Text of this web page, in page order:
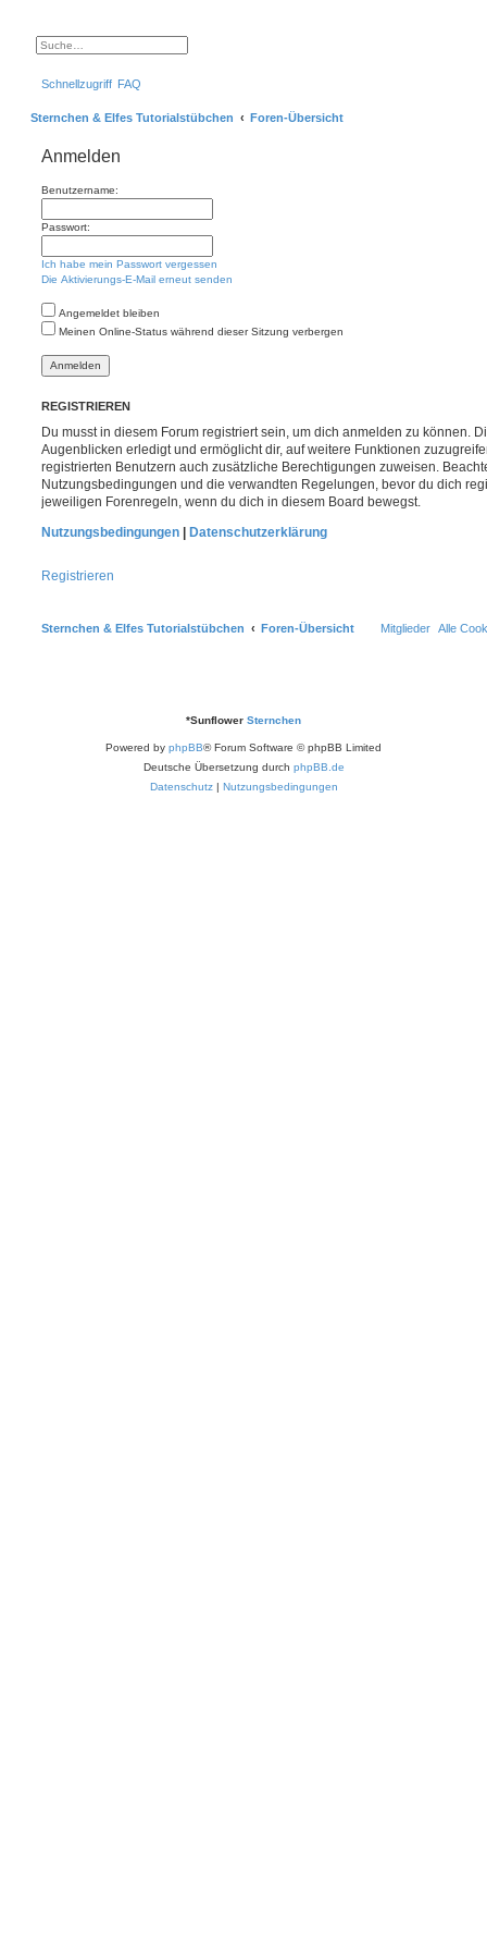
t
e
c
e
Schnellzugriff FAQ
Sternchen & Elfes Tutorialstübchen Foren-Übersicht
Anmelden
Benutzername:
Passwort:
Ich habe mein Passwort vergessen
Die Aktivierungs-E-Mail erneut senden
Angemeldet bleiben
Meinen Online-Status während dieser Sitzung verbergen
REGISTRIEREN
Du musst in diesem Forum registriert sein, um dich anmelden zu können.
Augenblicken erledigt und ermöglicht dir, auf weitere Funktionen
registrierten Benutzern auch zusätzliche Berechtigungen zuweisen.
Nutzungsbedingungen und die verwandten Regelungen, bevor du dich
jeweiligen Forenregeln, wenn du dich in diesem Board bewegst.
Nutzungsbedingungen | Datenschutzerklärung
Registrieren
Sternchen & Elfes Tutorialstübchen Foren-Übersicht Alle
Mitglieder
*Sunflower Sternchen
Powered by phpBB® Forum Software © phpBB Limited
Deutsche Übersetzung durch phpBB.de
Datenschutz| Nutzungsbedingungen